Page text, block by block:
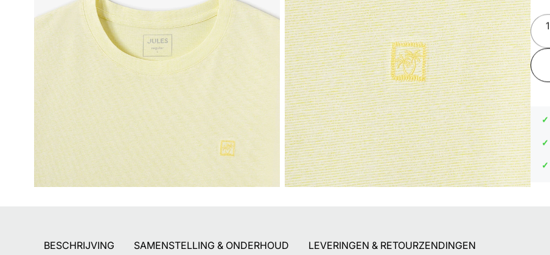
✓
✓
✓
BESCHRIJVING SAMENSTELLING & ONDERHOUD LEVERINGEN & RETOURZENDINGEN